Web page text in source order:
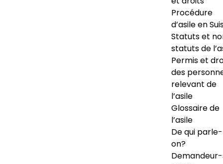
Procédure
d’asile en
Statuts et
statuts de
Permis et
des
relevant de
l’asile
Glossaire de
l’asile
De qui
on?